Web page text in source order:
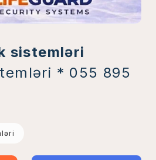
sistemləri
* 055 895